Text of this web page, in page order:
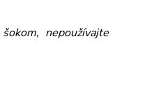
nepoužívajte